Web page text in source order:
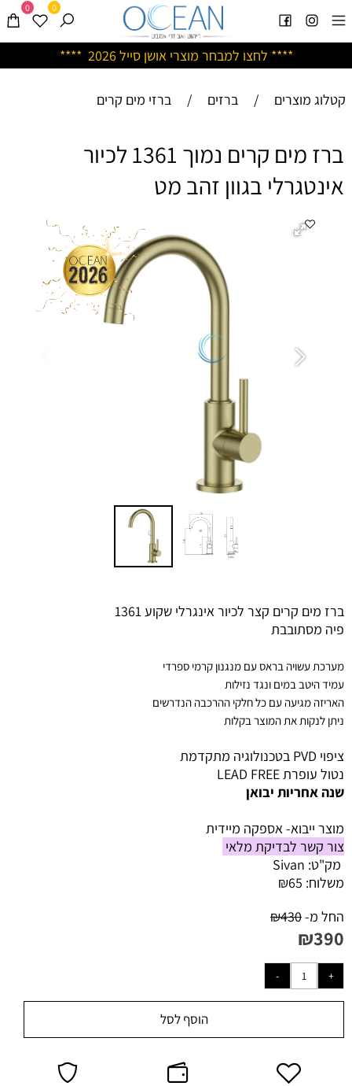
**** לחצו למבחר מוצרי אושן סייל 2026 ****
0 0
קטלוג מוצרים / ברזים / ברזי מים קרים
ברז מים קרים נמוך 1361 לכיור
אינטגרלי בגוון זהב מט
ברז מים קרים קצר לכיור אינגרלי שקוע 1361
פיה מסתובבת
מערכת עשויה בראס עם מנגנון קרמי ספרדי
עמיד היטב במים ונגד נזילות
האריזה מגיעה עם כל חלקי ההרכבה הנדרשים
ניתן לנקות את המוצר בקלות
ציפוי PVD בטכנולוגיה מתקדמת
נטול עופרת LEAD FREE
שנה אחריות יבואן
מוצר ייבוא- אספקה מיידית
צור קשר לבדיקת מלאי
מק"ט: Sivan
משלוח:
₪65
החל מ-
₪430
₪390
הוסף לסל